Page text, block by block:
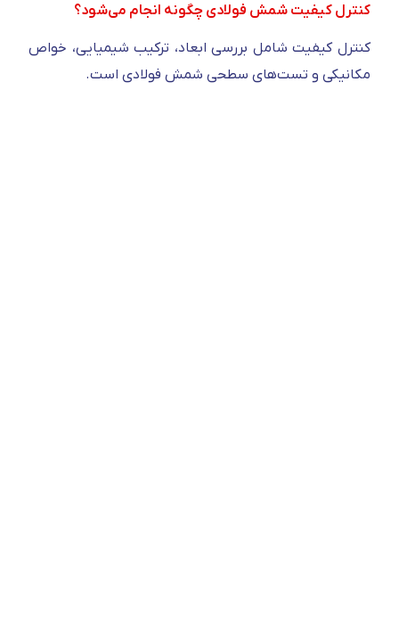
کنترل کیفیت شمش فولادی چگونه انجام می‌شود؟
کنترل کیفیت شامل بررسی ابعاد، ترکیب شیمیایی، خواص
مکانیکی و تست‌های سطحی شمش فولادی است.